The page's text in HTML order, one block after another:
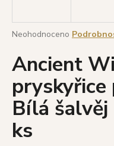
Průměrné
produktu
je
5
hvězdiček.
Neohodnoceno
Ancient
Bílá
ks
j
t
?